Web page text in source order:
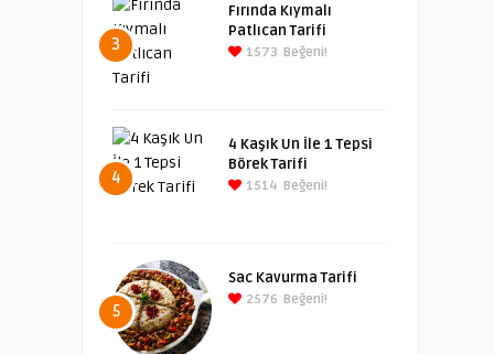
3
Fırında Kıymalı
Patlıcan Tarifi
1573 Beğeni!
4
4 Kaşık Un İle 1 Tepsi
Börek Tarifi
1514 Beğeni!
5
Sac Kavurma Tarifi
2576 Beğeni!